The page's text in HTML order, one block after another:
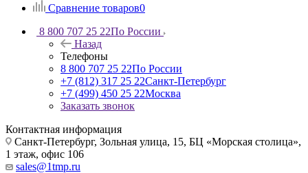
Сравнение товаров0
8 800 707 25 22По России
Назад
Телефоны
8 800 707 25 22По России
+7 (812) 317 25 22Санкт-Петербург
+7 (499) 450 25 22Москва
Заказать звонок
Контактная информация
Санкт-Петербург, Зольная улица, 15, БЦ «Морская столица»,
1 этаж, офис 106
sales@1tmp.ru